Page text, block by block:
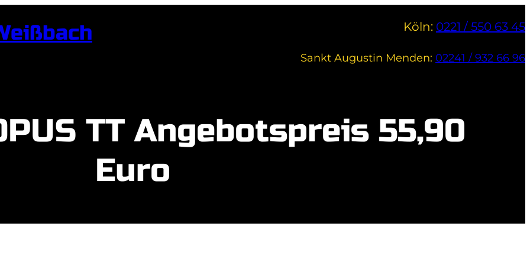
Köln: 0221 / 550 63 45
Sankt Augustin Menden: 02241 / 932 66 96
TT Angebotspreis 55,90
Euro